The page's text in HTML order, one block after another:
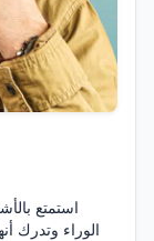
استمتع
الوراء وتدرك